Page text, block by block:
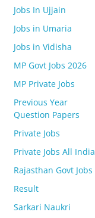
Jobs In Ujjain
Jobs in Umaria
Jobs in Vidisha
MP Govt Jobs 2026
MP Private Jobs
Previous Year
Question Papers
Private Jobs
Private Jobs All India
Rajasthan Govt Jobs
Result
Sarkari Naukri